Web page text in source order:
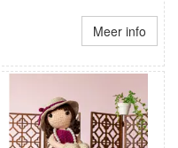
Meer info